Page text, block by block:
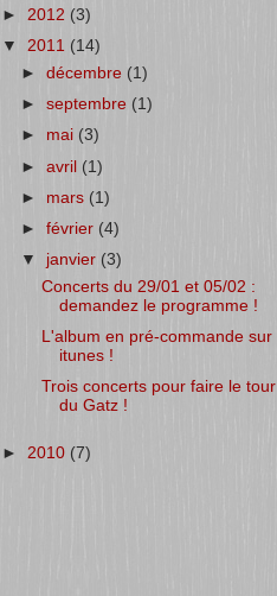
► 2012 (3)
▼ 2011 (14)
►décembre (1)
►septembre (1)
► mai (3)
►avril (1)
► mars (1)
►février (4)
▼ janvier (3)
Concerts du 29/01 et 05/02 :
demandez le programme !
L'album en pré-commande sur
itunes !
Trois concerts pour faire le tour
du Gatz !
► 2010 (7)